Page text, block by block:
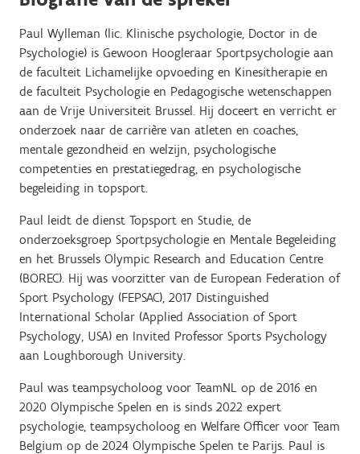
Paul Wylleman (lic. Klinische psychologie, Doctor in de
Psychologie) is Gewoon Hoogleraar Sportpsychologie aan
de faculteit Lichamelijke opvoeding en Kinesitherapie en
de faculteit Psychologie en Pedagogische wetenschappen
aan de Vrije Universiteit Brussel. Hij doceert en verricht er
onderzoek naar de carrière van atleten en coaches,
mentale gezondheid en welzijn, psychologische
competenties en prestatiegedrag, en psychologische
begeleiding in topsport.
Paul leidt de dienst Topsport en Studie, de
onderzoeksgroep Sportpsychologie en Mentale Begeleiding
en het Brussels Olympic Research and Education Centre
(BOREC). Hij was voorzitter van de European Federation of
Sport Psychology (FEPSAC), 2017 Distinguished
International Scholar (Applied Association of Sport
Psychology, USA) en Invited Professor Sports Psychology
aan Loughborough University.
Paul was teampsycholoog voor TeamNL op de 2016 en
2020 Olympische Spelen en is sinds 2022 expert
psychologie, teampsycholoog en Welfare Officer voor Team
Belgium op de 2024 Olympische Spelen te Parijs. Paul is